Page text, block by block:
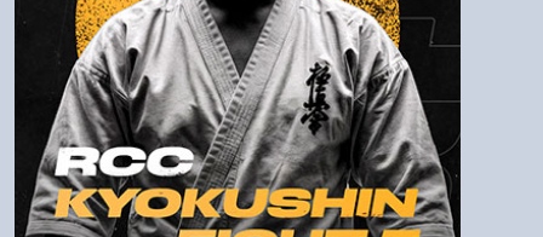
Войти
Напомнить пароль
Регистрация